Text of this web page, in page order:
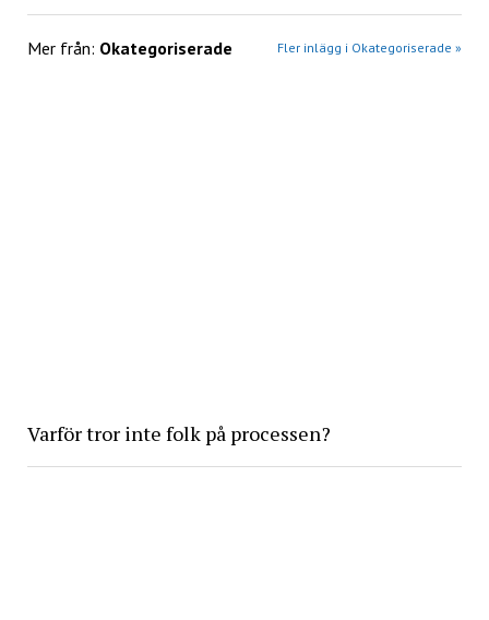
Mer från: Okategoriserade Fler inlägg i Okategoriserade »
Varför tror inte folk på processen?